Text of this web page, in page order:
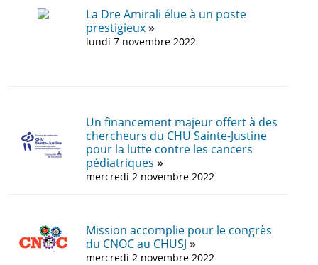
La Dre Amirali élue à un poste
prestigieux
lundi 7 novembre 2022
Un financement majeur offert à des
chercheurs du CHU Sainte-Justine
pour la lutte contre les cancers
pédiatriques
mercredi 2 novembre 2022
Mission accomplie pour le congrès
du CNOC au CHUSJ
mercredi 2 novembre 2022